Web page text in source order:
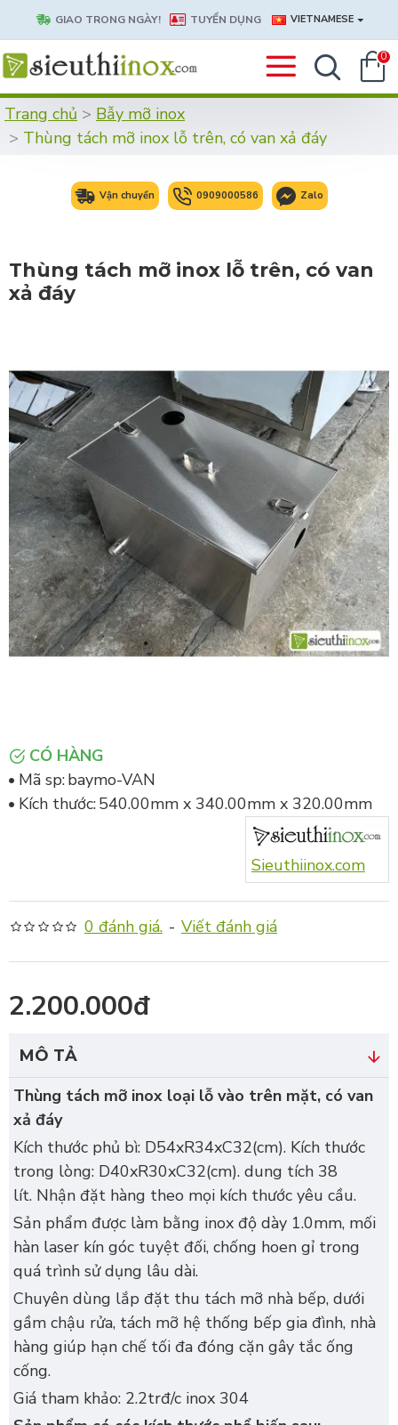
GIAO TRONG NGÀY! TUYỂN DỤNG VIETNAMESE
0
Trang chủ
Bẫy mỡ inox
Thùng tách mỡ inox lỗ trên, có van xả đáy
Vận chuyển 0909000586 Zalo
Thùng tách mỡ inox lỗ trên, có van
xả đáy
CÓ HÀNG
Mã sp:baymo-VAN
Kích thước:540.00mm x 340.00mm x 320.00mm
Sieuthiinox.com
0 đánh giá. - Viết đánh giá
2.200.000đ
MÔ TẢ
Thùng tách mỡ inox loại lỗ vào trên mặt, có van
xả đáy
Kích thước phủ bì: D54xR34xC32(cm). Kích thước
trong lòng: D40xR30xC32(cm). dung tích 38
lít. Nhận đặt hàng theo mọi kích thước yêu cầu.
Sản phẩm được làm bằng inox độ dày 1.0mm, mối
hàn laser kín góc tuyệt đối, chống hoen gỉ trong
quá trình sử dụng lâu dài.
Chuyên dùng lắp đặt thu tách mỡ nhà bếp, dưới
gầm chậu rửa, tách mỡ hệ thống bếp gia đình, nhà
hàng giúp hạn chế tối đa đóng cặn gây tắc ống
cống.
Giá tham khảo: 2.2trđ/c inox 304